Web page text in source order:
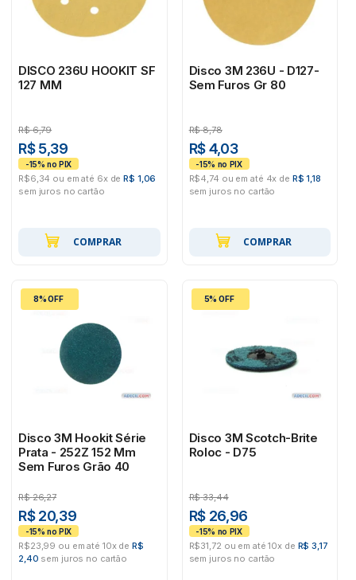
DISCO 236U HOOKIT SF
127 MM
R$ 6,79
R$ 5,39
R$6,34 ou em até 6x deR$ 1,06
sem juros no cartão
COMPRAR
Disco 3M 236U - D127-
Sem Furos Gr 80
R$ 8,78
R$ 4,03
R$4,74 ou em até 4x de R$ 1,18
sem juros no cartão
COMPRAR
8% OFF
Disco 3M Hookit Série
Prata - 252Z 152 Mm
Sem Furos Grão 40
R$ 26,27
R$ 20,39
R$23,99 ou em até 10x de R$
2,40 sem juros no cartão
5% OFF
Disco 3M Scotch-Brite
Roloc - D75
R$ 33,44
R$ 26,96
R$31,72 ou em até 10x de R$ 3,17
sem juros no cartão